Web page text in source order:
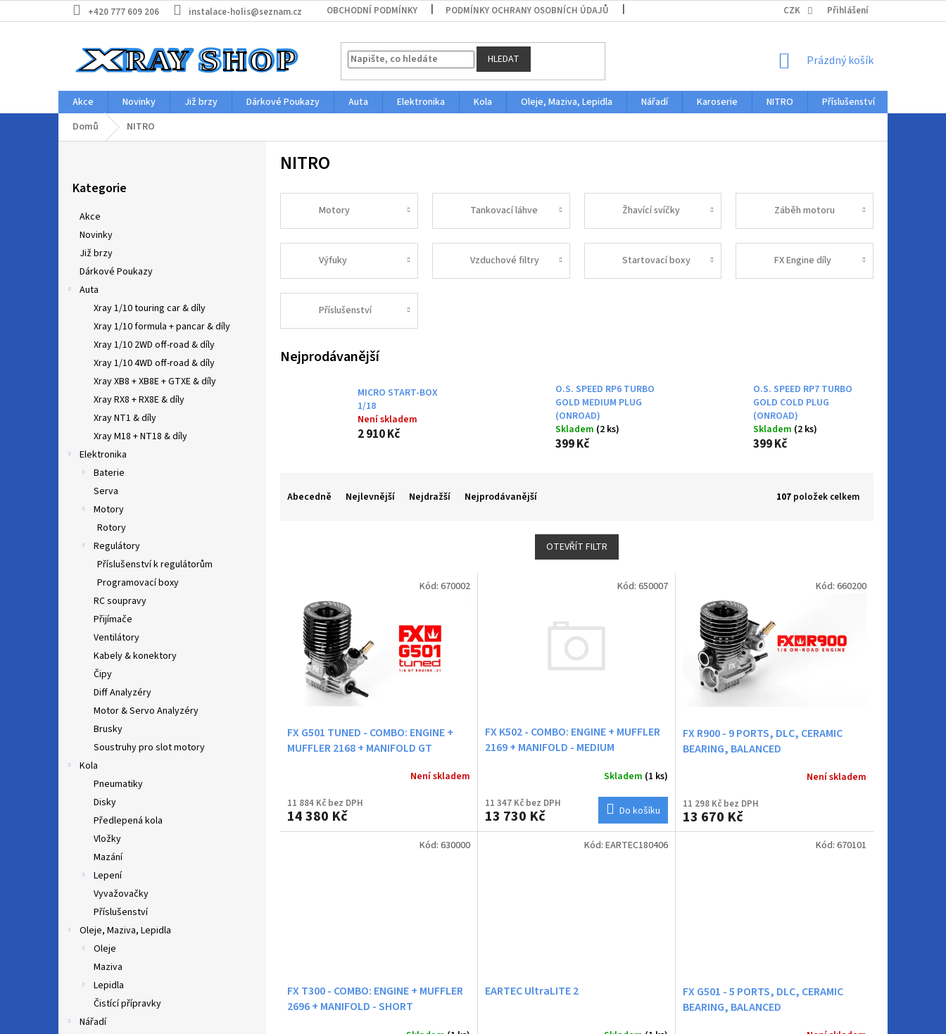
na
+420 777 609 206 instalace-holis@seznam.cz OBCHODNÍ PODMÍNKY PODMÍNKY OCHRANY OSOBNÍCH ÚDAJŮ CZK Přihlášení
HLEDAT
NÁKUPNÍ
Prázdný košík
Akce Novinky Již brzy Dárkové Poukazy Auta Elektronika Kola Oleje, Maziva, Lepidla Nářadí Karoserie NITRO Příslušenství
Domů
NITRO
kategorie
Kategorie
Akce
Novinky
Již brzy
Dárkové Poukazy
Auta
Xray 1/10 touring car & díly
Xray 1/10 formula + pancar & díly
Xray 1/10 2WD off-road & díly
Xray 1/10 4WD off-road & díly
Xray XB8 + XB8E + GTXE & díly
Xray RX8 + RX8E & díly
Xray NT1 & díly
Xray M18 + NT18 & díly
Elektronika
Baterie
Serva
Motory
Rotory
Regulátory
Příslušenství k regulátorům
Programovací boxy
RC soupravy
Přijímače
Ventilátory
Kabely & konektory
Čipy
Diff Analyzéry
Motor & Servo Analyzéry
Brusky
Soustruhy pro slot motory
Kola
Pneumatiky
Disky
Předlepená kola
Vložky
Mazání
Lepení
Vyvažovačky
Příslušenství
Oleje, Maziva, Lepidla
Oleje
Maziva
Lepidla
Čistící přípravky
Nářadí
NITRO
Motory Tankovací láhve Žhavící svíčky Záběh motoru
Výfuky Vzduchové filtry Startovací boxy FX Engine díly
Příslušenství
Nejprodávanější
MICRO START-BOX
1/18
Není skladem
2 910 Kč
O.S. SPEED RP6 TURBO
GOLD MEDIUM PLUG
(ONROAD)
Skladem (2 ks)
399 Kč
O.S. SPEED RP7 TURBO
GOLD COLD PLUG
(ONROAD)
Skladem (2 ks)
399 Kč
Abecedně Nejlevnější Nejdražší Nejprodávanější 107 položek celkem
OTEVŘÍT FILTR
FX G501 TUNED - COMBO: ENGINE +
MUFFLER 2168 + MANIFOLD GT
Není skladem
11 884 Kč bez DPH
14 380 Kč
Kód: 670002
FX K502 - COMBO: ENGINE + MUFFLER
2169 + MANIFOLD - MEDIUM
Skladem (1 ks)
11 347 Kč bez DPH
13 730 Kč Do košíku
Kód: 650007
FX R900 - 9 PORTS, DLC, CERAMIC
BEARING, BALANCED
Není skladem
11 298 Kč bez DPH
13 670 Kč
Kód: 660200
FX T300 - COMBO: ENGINE + MUFFLER
2696 + MANIFOLD - SHORT
Kód: 630000
EARTEC UltraLITE 2
Kód: EARTEC180406
FX G501 - 5 PORTS, DLC, CERAMIC
BEARING, BALANCED
Kód: 670101